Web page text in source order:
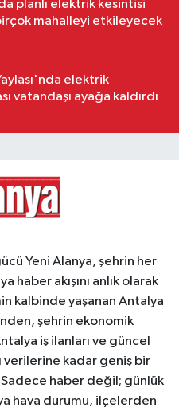
planlı elektrik kesintisi
mahalleyi etkileyecek
elektrik
vatandaşı ayağa kaldırdı
Yeni Alanya, şehrin her
haber akışını anlık olarak
kalbinde yaşanan Antalya
şehrin ekonomik
iş ilanları ve güncel
verilerine kadar geniş bir
Sadece haber değil; günlük
hava durumu, ilçelerden